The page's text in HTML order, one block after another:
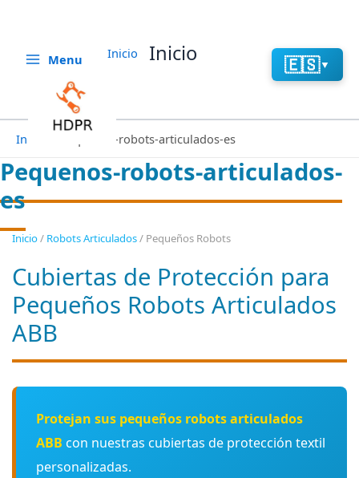
🇪🇸▼
Menu
Inicio Inicio
Inicio Pequenos-robots-articulados-es
Pequenos-robots-articulados-
es
Inicio/ Robots Articulados/ Pequeños Robots
Cubiertas de Protección para
Pequeños Robots Articulados
ABB
Protejan sus pequeños robots articulados
ABB con nuestras cubiertas de protección textil
personalizadas.